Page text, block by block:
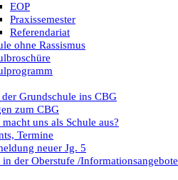
EOP
Praxissemester
Referendariat
ohne Rassismus
der Grundschule ins CBG
zum CBG
macht uns als Schule aus?
Termine
neuer Jg. 5
in der Oberstufe /Informationsangebote